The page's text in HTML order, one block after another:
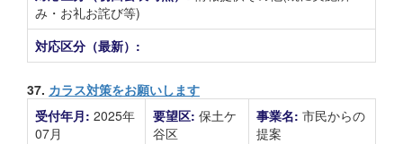
み・お礼お詫び等)
対応区分（最新）:
37. カラス対策をお願いします
受付年月: 2025年
07月
要望区: 保土ケ
谷区
事業名: 市民からの
提案